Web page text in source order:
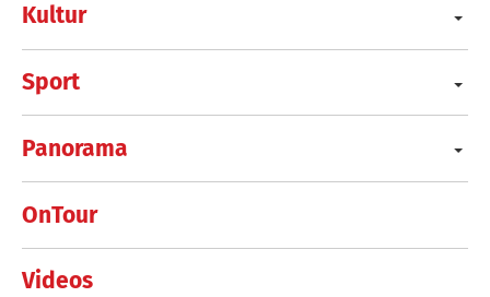
Kultur
Sport
Panorama
OnTour
Videos